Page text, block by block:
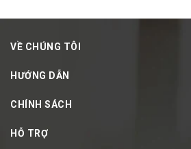
VỀ CHÚNG TÔI
HƯỚNG DẪN
CHÍNH SÁCH
HỖ TRỢ